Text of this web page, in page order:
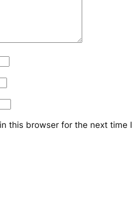
this browser for the next time I